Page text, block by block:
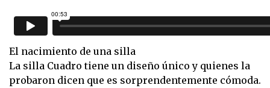
El nacimiento de una silla
La silla Cuadro tiene un diseño único y quienes la
probaron dicen que es sorprendentemente cómoda.